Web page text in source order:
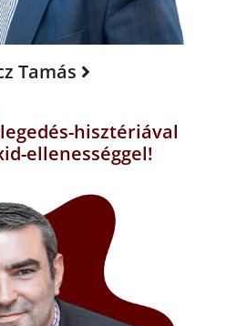
Tamás
hisztériával
ellenességgel!